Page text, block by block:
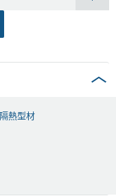
隔熱型材